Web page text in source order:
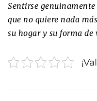
Sentirse
que no quiere nada
su hogar y su forma de